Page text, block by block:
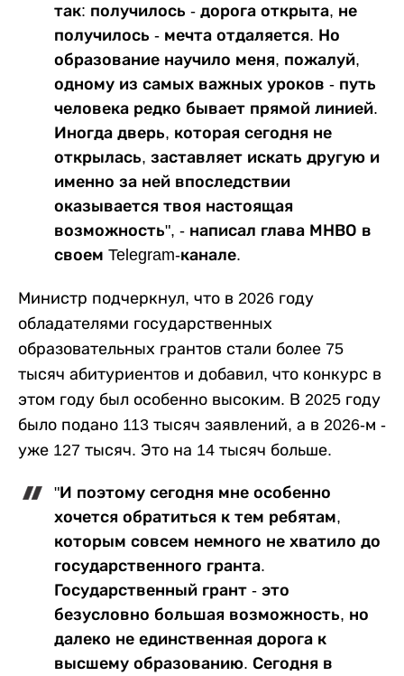
так: получилось - дорога открыта, не
получилось - мечта отдаляется. Но
образование научило меня, пожалуй,
одному из самых важных уроков - путь
человека редко бывает прямой линией.
Иногда дверь, которая сегодня не
открылась, заставляет искать другую и
именно за ней впоследствии
оказывается твоя настоящая
возможность", - написал глава МНВО в
своем Telegram-канале.
Министр подчеркнул, что в 2026 году
обладателями государственных
образовательных грантов стали более 75
тысяч абитуриентов и добавил, что конкурс в
этом году был особенно высоким. В 2025 году
было подано 113 тысяч заявлений, а в 2026-м -
уже 127 тысяч. Это на 14 тысяч больше.
"И поэтому сегодня мне особенно
хочется обратиться к тем ребятам,
которым совсем немного не хватило до
государственного гранта.
Государственный грант - это
безусловно большая возможность, но
далеко не единственная дорога к
высшему образованию. Сегодня в